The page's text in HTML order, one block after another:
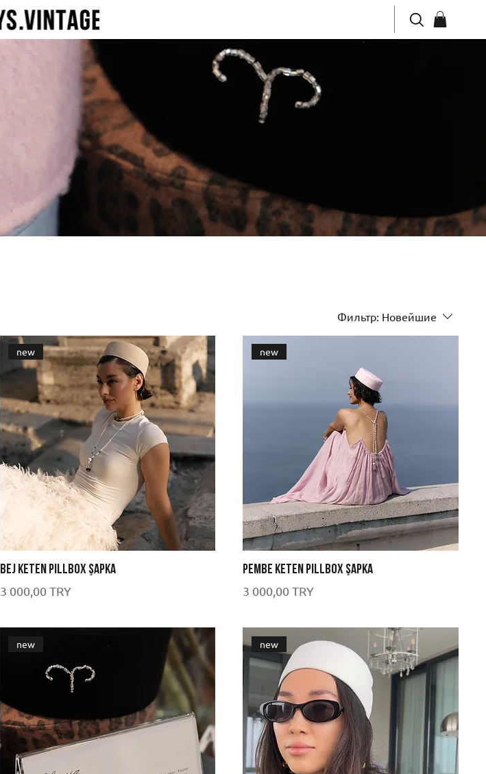
Фильтр: Новейшие
new
Bej Keten Pillbox Şapka
Цена
3 000,00 TRY
new
Pembe Keten Pillbox Şapka
Цена
3 000,00 TRY
new new